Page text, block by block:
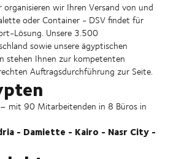
organisieren wir Ihren Versand von und
oder Container - DSV findet für
Lösung. Unsere 3.500
sowie unsere ägyptischen
stehen Ihnen zur kompetenten
Auftragsdurchführung zur Seite.
mit 90 Mitarbeitenden in 8 Büros in
- Damiette - Kairo - Nasr City -